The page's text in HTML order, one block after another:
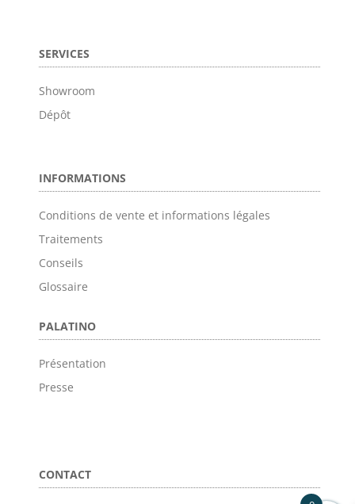
SERVICES
Showroom
Dépôt
INFORMATIONS
Conditions de vente et informations légales
Traitements
Conseils
Glossaire
PALATINO
Présentation
Presse
CONTACT